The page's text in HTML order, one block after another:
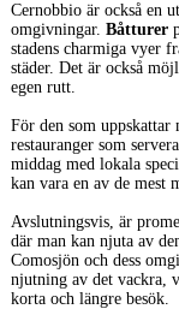
Cernobbio är också en
omgivningar. Båtturer
stadens charmiga vyer
städer. Det är också
egen rutt.
För den som
restauranger som
middag med lokala
kan vara en av de mest
Avslutningsvis, är
där man kan njuta av
Comosjön och dess
njutning av det vackra,
korta och längre besök.